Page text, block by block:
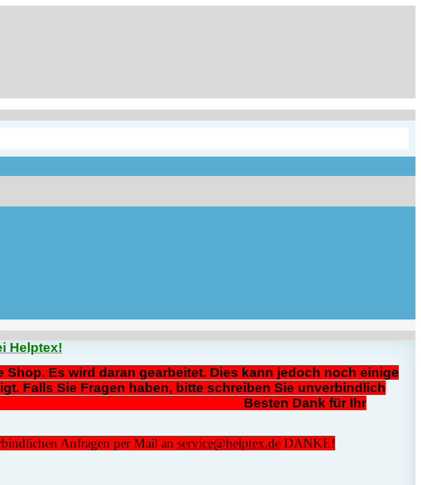
Helptex!
Es wird daran gearbeitet. Dies kann jedoch noch einige
Falls Sie Fragen haben, bitte schreiben Sie unverbindlich
913144 Besten Dank für Ihr
Anfragen per Mail an service@helptex.de DANKE!